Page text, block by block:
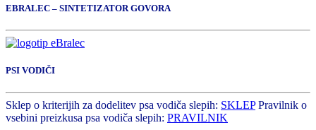
EBRALEC – SINTETIZATOR GOVORA
PSI VODIČI
Sklep o kriterijih za dodelitev psa vodiča slepih: SKLEPPravilnik o
vsebini preizkusa psa vodiča slepih: PRAVILNIK